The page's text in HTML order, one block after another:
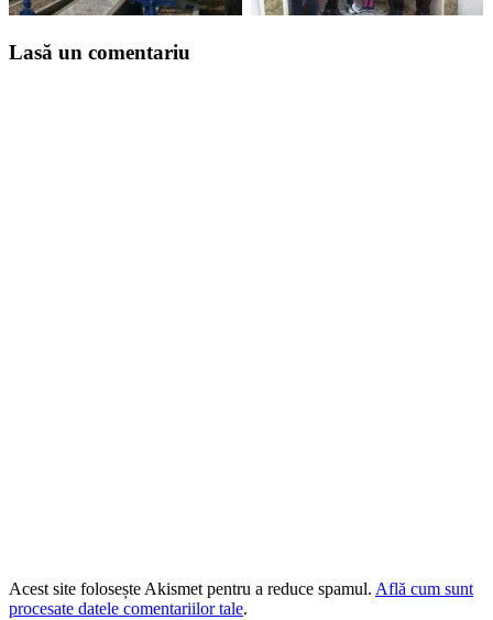
Lasă un comentariu
Acest site folosește Akismet pentru a reduce spamul. Află cum sunt
procesate datele comentariilor tale.